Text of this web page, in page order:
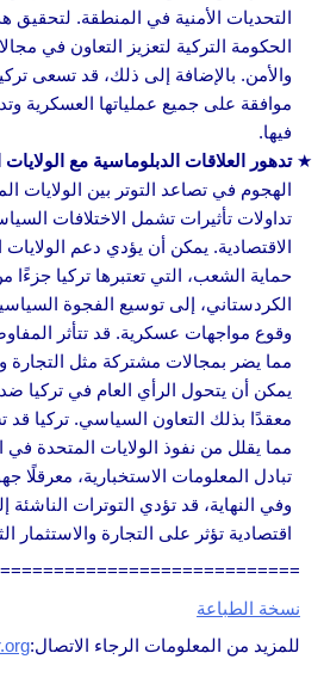
التحديات الأمنية في المنطقة. لتحقيق
الحكومة التركية لتعزيز التعاون في
والأمن. بالإضافة إلى ذلك، قد تسعى
موافقة على جميع عملياتها العسكرية
فيها.
تدهور العلاقات الدبلوماسية مع
الهجوم في تصاعد التوتر بين الولايات
تداولات تأثيرات تشمل الاختلافات
الاقتصادية. يمكن أن يؤدي دعم
حماية الشعب، التي تعتبرها تركيا
الكردستاني، إلى توسيع الفجوة
وقوع مواجهات عسكرية. قد تتأثر
مما يضر بمجالات مشتركة مثل التجارة
يمكن أن يتحول الرأي العام في تركيا ضد
معقدًا بذلك التعاون السياسي. تركيا قد
مما يقلل من نفوذ الولايات المتحدة في
تبادل المعلومات الاستخبارية، معرقلًا
وفي النهاية، قد تؤدي التوترات
اقتصادية تؤثر على التجارة والاستثمار
نسخة الطباعة
للمزيد من المعلومات الرجاء الاتصال: